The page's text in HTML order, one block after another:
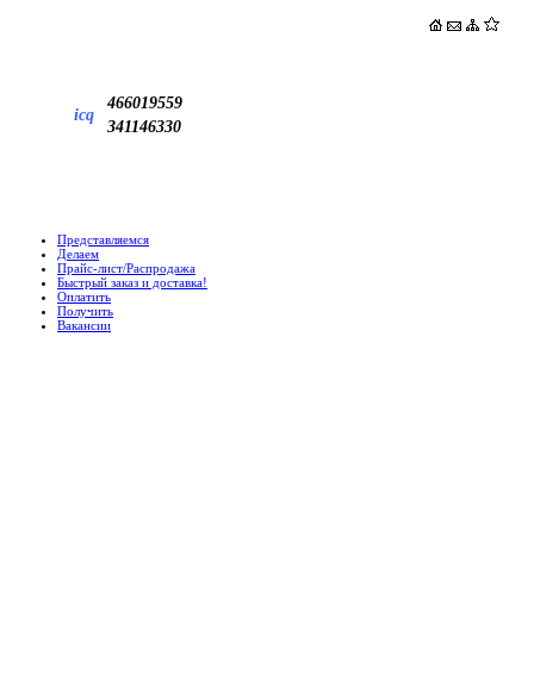
icq
466019559
341146330
Представляемся
Делаем
Прайс-лист/Распродажа
Быстрый заказ и доставка!
Оплатить
Получить
Вакансии